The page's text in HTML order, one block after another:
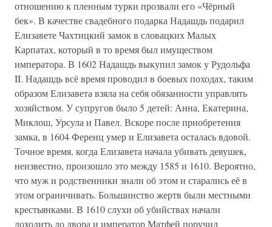
отношению к пленным турки прозвали его «Чёрный
бек». В качестве свадебного подарка Надашдь подарил
Елизавете Чахтицкий замок в словацких Малых
Карпатах, который в то время был имуществом
императора. В 1602 Надашдь выкупил замок у Рудольфа
II. Надашдь всё время проводил в боевых походах, таким
образом Елизавета взяла на себя обязанности управлять
хозяйством. У супругов было 5 детей: Анна, Екатерина,
Миклош, Урсула и Павел. Вскоре после приобретения
замка, в 1604 Ференц умер и Елизавета осталась вдовой.
Точное время, когда Елизавета начала убивать девушек,
неизвестно, произошло это между 1585 и 1610. Вероятно,
что муж и родственники знали об этом и старались её в
этом ограничивать. Большинство жертв были местными
крестьянками. В 1610 слухи об убийствах начали
доходить до двора и император Матфей поручил